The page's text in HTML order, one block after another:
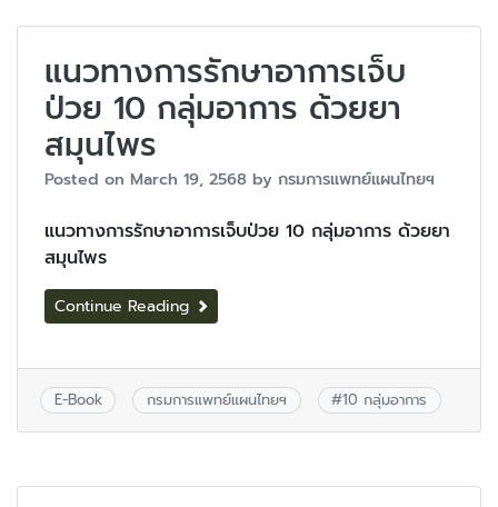
แนวทางการรักษาอาการเจ็บ
ป่วย 10 กลุ่มอาการ ด้วยยา
สมุนไพร
Posted on March 19, 2568 by กรมการแพทย์แผนไทยฯ
แนวทางการรักษาอาการเจ็บป่วย 10 กลุ่มอาการ ด้วยยา
สมุนไพร
Continue Reading
E-Book กรมการแพทย์แผนไทยฯ #10 กลุ่มอาการ